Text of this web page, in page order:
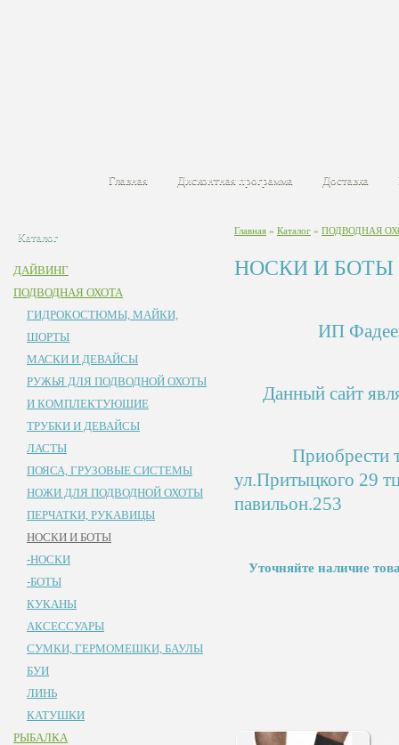
Главная Дисконтная программа Доставка
Каталог
ДАЙВИНГ
ПОДВОДНАЯ ОХОТА
ГИДРОКОСТЮМЫ, МАЙКИ,
ШОРТЫ
МАСКИ И ДЕВАЙСЫ
РУЖЬЯ ДЛЯ ПОДВОДНОЙ ОХОТЫ
И КОМПЛЕКТУЮЩИЕ
ТРУБКИ И ДЕВАЙСЫ
ЛАСТЫ
ПОЯСА, ГРУЗОВЫЕ СИСТЕМЫ
НОЖИ ДЛЯ ПОДВОДНОЙ ОХОТЫ
ПЕРЧАТКИ, РУКАВИЦЫ
НОСКИ И БОТЫ
-НОСКИ
-БОТЫ
КУКАНЫ
AКСЕССУАРЫ
СУМКИ, ГЕРМОМЕШКИ, БАУЛЫ
БУИ
ЛИНЬ
КАТУШКИ
РЫБАЛКА
Главная » Каталог » ПОДВОДНАЯ
НОСКИ И БОТЫ
ИП
Данный сайт
Приобрести
ул.Притыцкого
павильон.253
Уточняйте наличие